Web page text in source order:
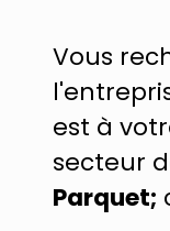
Vous
est à
secteur
Parquet;